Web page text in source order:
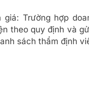
Trường hợp
theo quy định và
sách thẩm định